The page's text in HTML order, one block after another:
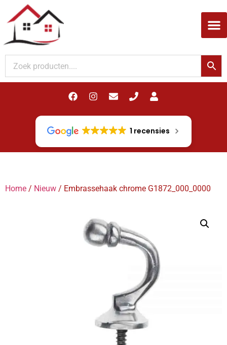
1 recensies
Home / Nieuw / Embrassehaak chrome G1872_000_0000